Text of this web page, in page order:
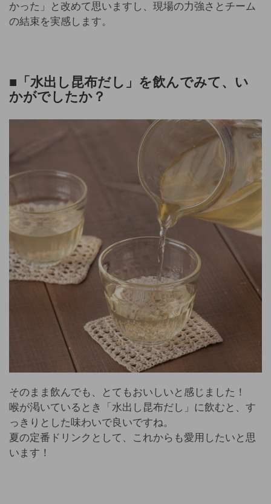
かった」と改めて思いますし、現場の力強さとチーム
の結束を実感します。
■ 「水出し昆布だし」を飲んでみて、 い
かがでしたか？
そのまま飲んでも、とてもおいしいと感じました！
喉が渇いているとき「水出し昆布だし」に飲むと、す
っきりとした味わいで良いですね。
夏の定番ドリンクとして、これからも愛用したいと思
います！